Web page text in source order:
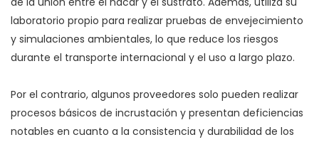
laboratorio propio para realizar pruebas de envejecimiento
y simulaciones ambientales, lo que reduce los riesgos
durante el transporte internacional y el uso a largo plazo.
Por el contrario, algunos proveedores solo pueden realizar
procesos básicos de incrustación y presentan deficiencias
notables en cuanto a la consistencia y durabilidad de los